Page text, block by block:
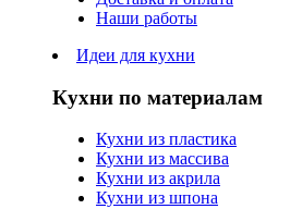
Наши работы
Идеи для кухни
Кухни по материалам
Кухни из пластика
Кухни из массива
Кухни из акрила
Кухни из шпона